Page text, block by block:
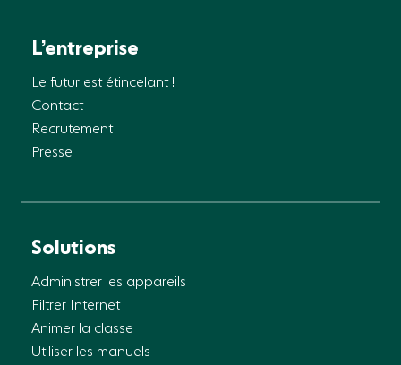
L’entreprise
Le futur est étincelant !
Contact
Recrutement
Presse
Solutions
Administrer les appareils
Filtrer Internet
Animer la classe
Utiliser les manuels